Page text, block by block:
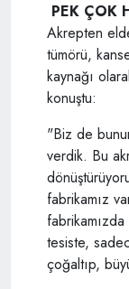
PEK ÇOK
Akrepten
tümörü,
kaynağı
konuştu:
"Biz de
verdik. Bu
fabrikamız
tesiste,
çoğaltıp,